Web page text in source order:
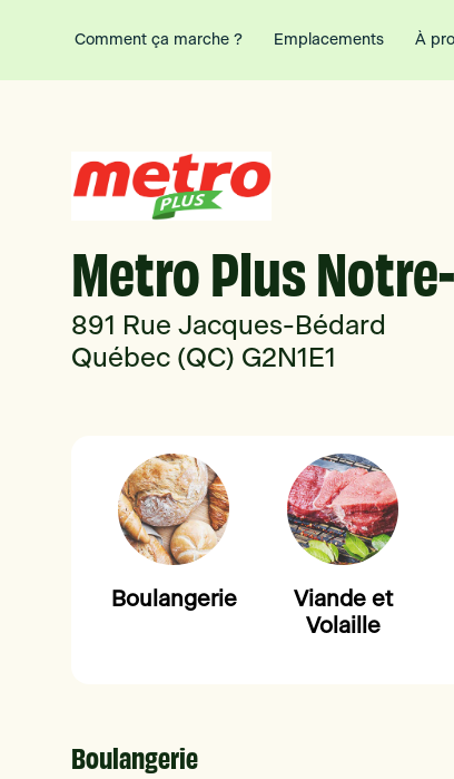
Comment ça marche ? Emplacements À
Metro Plus
891 Rue Jacques-Bédard
Québec (QC) G2N1E1
Boulangerie
Viande et
Volaille
Boulangerie